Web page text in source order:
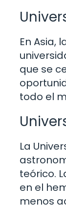
En Asia,
que se
todo el
La
teórico.
en el
menos